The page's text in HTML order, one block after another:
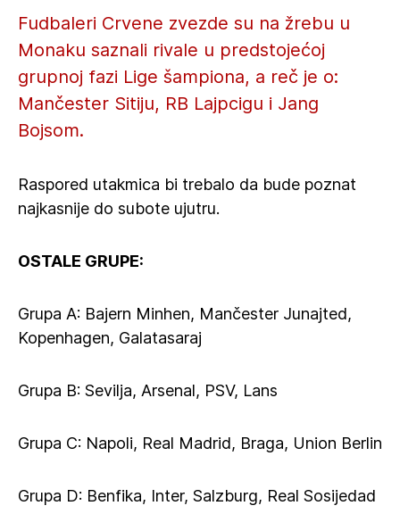
Fudbaleri Crvene zvezde su na žrebu u
Monaku saznali rivale u predstojećoj
grupnoj fazi Lige šampiona, a reč je o:
Mančester Sitiju, RB Lajpcigu i Jang
Bojsom.
Raspored utakmica bi trebalo da bude poznat
najkasnije do subote ujutru.
OSTALE GRUPE:
Grupa A: Bajern Minhen, Mančester Junajted,
Kopenhagen, Galatasaraj
Grupa B: Sevilja, Arsenal, PSV, Lans
Grupa C: Napoli, Real Madrid, Braga, Union Berlin
Grupa D: Benfika, Inter, Salzburg, Real Sosijedad